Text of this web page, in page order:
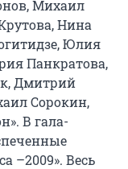
Михаил
Нина
Юлия
Панкратова,
Дмитрий
Сорокин,
В гала-
–2009». Весь